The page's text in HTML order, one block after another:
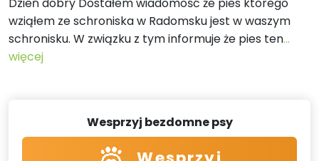
wziąłem ze schroniska w Radomsku jest w waszym
schronisku. W związku z tym informuje że pies ten...
więcej
Wesprzyj bezdomne psy